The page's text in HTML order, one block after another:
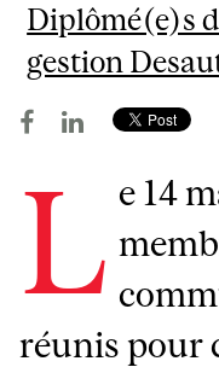
Diplômé(e)s
gestion
L e 14
réunis pour